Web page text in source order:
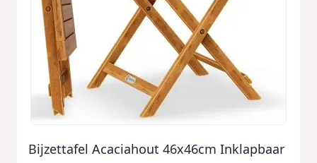
Bijzettafel Acaciahout 46x46cm Inklapbaar